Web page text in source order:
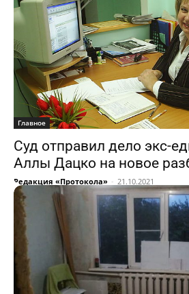
Главное
Суд отправил дело экс-
Аллы Дацко на новое
Редакция «Протокола» - 21.10.2021